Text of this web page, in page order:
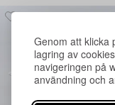
Genom att klicka
lagring av
navigeringen på
användning och